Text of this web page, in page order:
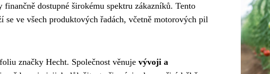
finančně dostupné širokému spektru zákazníků. Tento
ve všech produktových řadách, včetně motorových pil
značky Hecht. Společnost věnuje vývoji a